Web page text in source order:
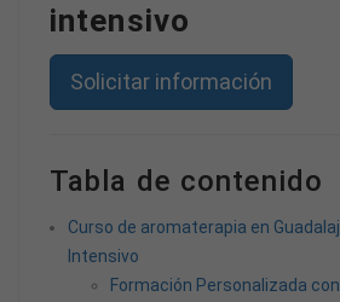
intensivo
Solicitar información
Tabla de contenido
Curso de aromaterapia en
Intensivo
Formación Personalizada